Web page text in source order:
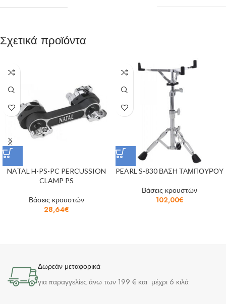
Σχετικά προϊόντα
NATAL H-PS-PC PERCUSSION
CLAMP PS
Βάσεις κρουστών
28,64€
PEARL S-830 ΒΑΣΗ ΤΑΜΠΟΥΡΟΥ
Βάσεις κρουστών
102,00€
Δωρεάν μεταφορικά
για παραγγελίες άνω των 199 € και μέχρι 6 κιλά